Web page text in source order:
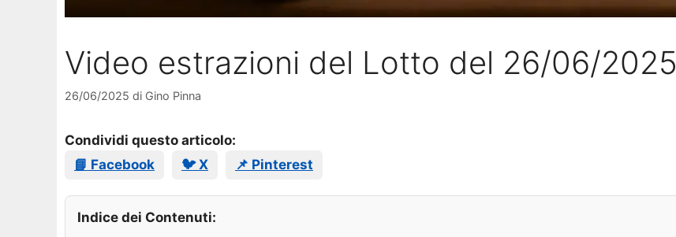
Video estrazioni del Lotto del 26/06/2025
26/06/2025 di Gino Pinna
Condividi questo articolo:
📘 Facebook
🐦 X 📌 Pinterest
Indice dei Contenuti: